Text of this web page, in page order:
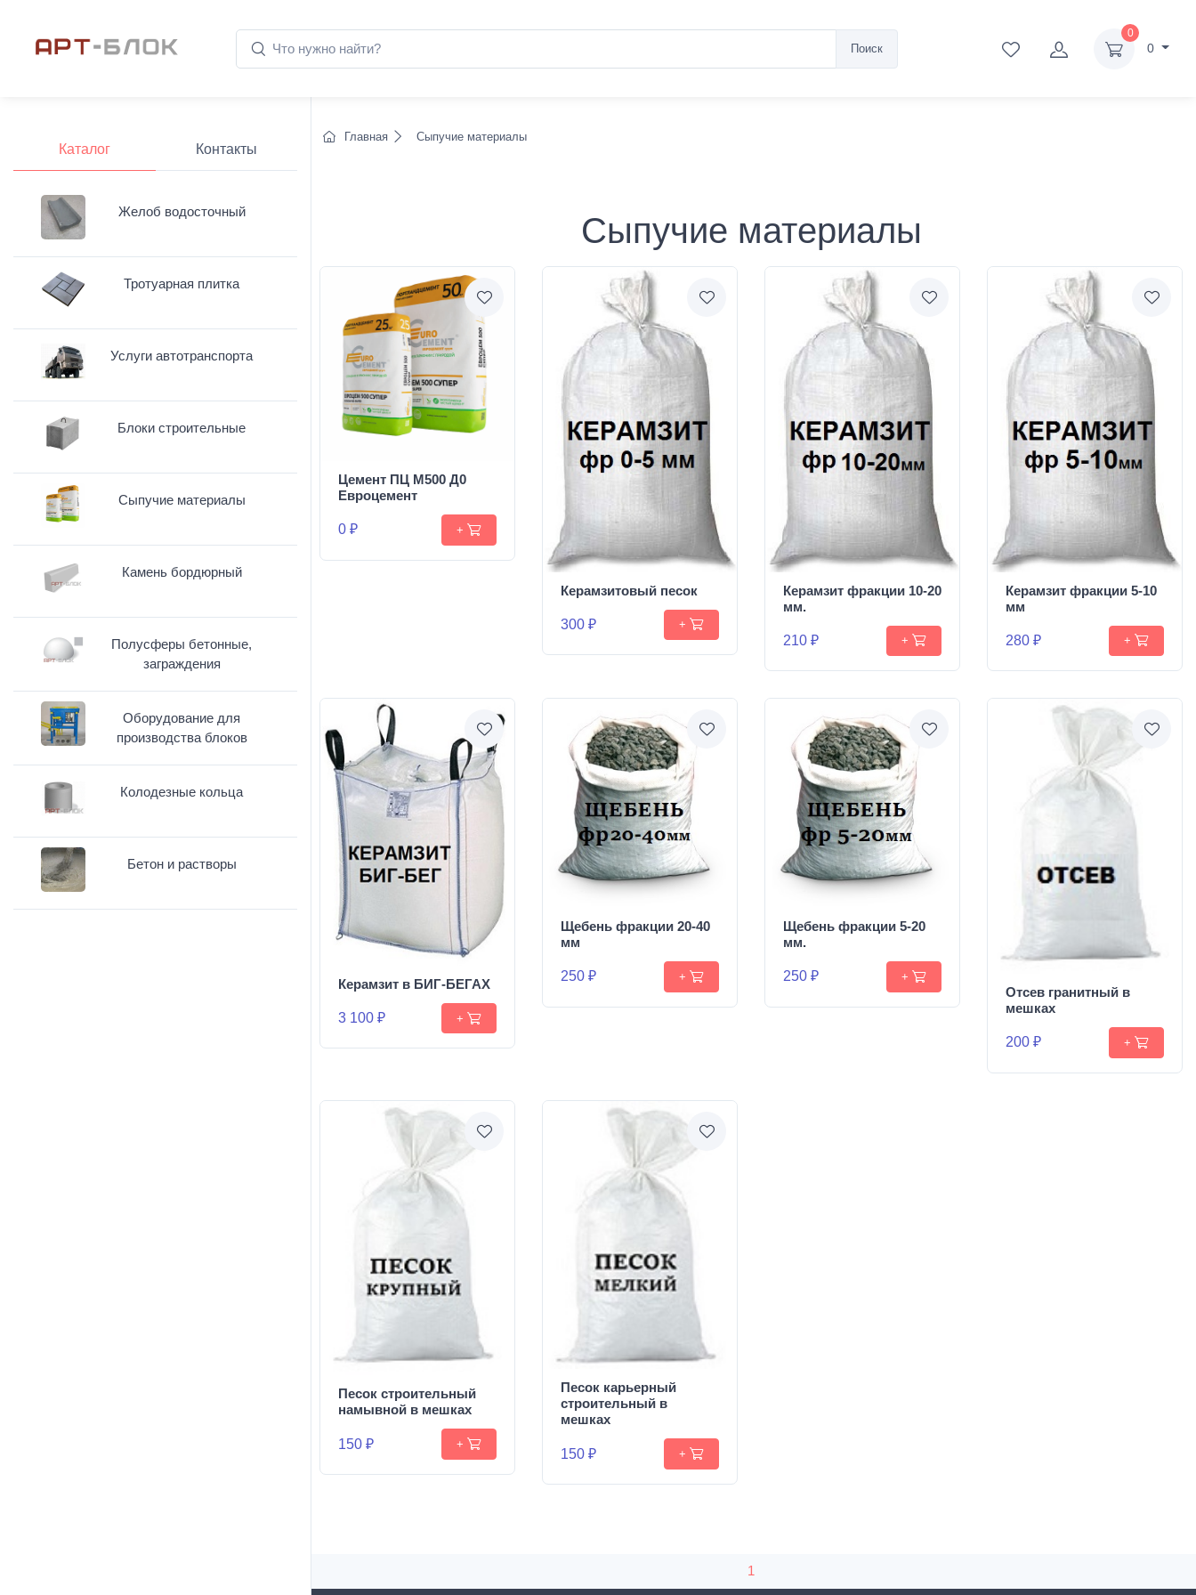
Поиск
0
0
Главная Сыпучие материалы
Сыпучие материалы
Цемент ПЦ М500 Д0
Евроцемент
0 ₽ +
Керамзитовый песок
300 ₽ +
Керамзит фракции 10-20
мм.
210 ₽ +
Керамзит фракции 5-10
мм
280 ₽ +
Керамзит в БИГ-БЕГАХ
3 100 ₽ +
Щебень фракции 20-40
мм
250 ₽ +
Щебень фракции 5-20
мм.
250 ₽ +
Отсев гранитный в
мешках
200 ₽ +
Песок строительный
намывной в мешках
150 ₽ +
Песок карьерный
строительный в
мешках
150 ₽ +
1
Каталог Контакты
Желоб водосточный
Тротуарная плитка
Услуги автотранспорта
Блоки строительные
Сыпучие материалы
Камень бордюрный
Полусферы бетонные,
заграждения
Оборудование для
производства блоков
Колодезные кольца
Бетон и растворы